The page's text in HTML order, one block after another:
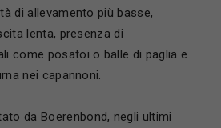
di allevamento più basse,
lenta, presenza di
come posatoi o balle di paglia e
nei capannoni.
da Boerenbond, negli ultimi